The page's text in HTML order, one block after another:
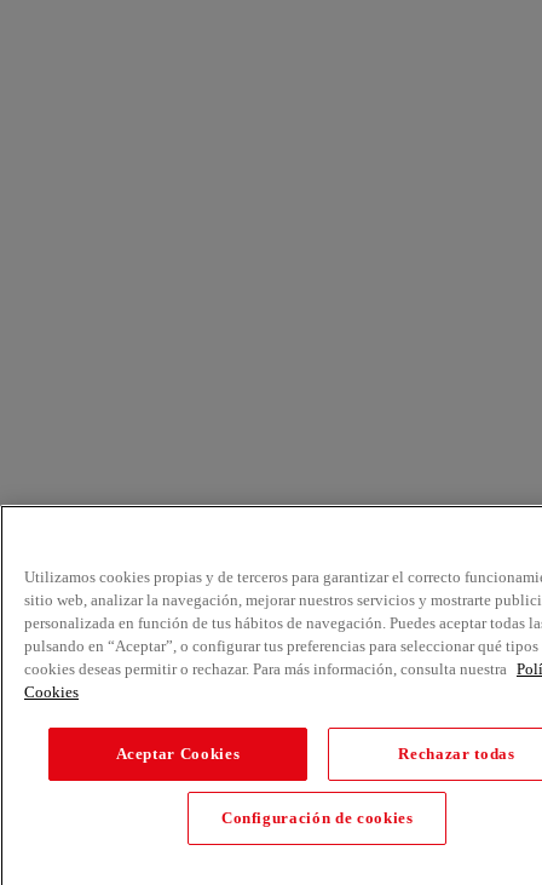
Utilizamos cookies propias y de terceros para garantizar el correcto
sitio web, analizar la navegación, mejorar nuestros servicios y mostrarte
personalizada en función de tus hábitos de navegación. Puedes aceptar todas
pulsando en “Aceptar”, o configurar tus preferencias para seleccionar qué tipos
cookies deseas permitir o rechazar. Para más información, consulta nuestra
Cookies
Aceptar Cookies Rechazar todas
Configuración de cookies